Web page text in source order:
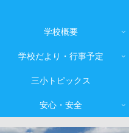
学校概要
学校だより・行事予定
三小トピックス
安心・安全